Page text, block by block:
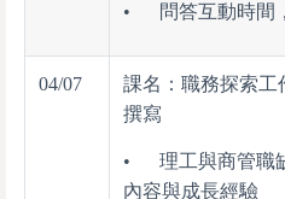
• 問答互動時間
04/07
課名：職務探索工
撰寫
• 理工與商管職缺
內容與成長經驗